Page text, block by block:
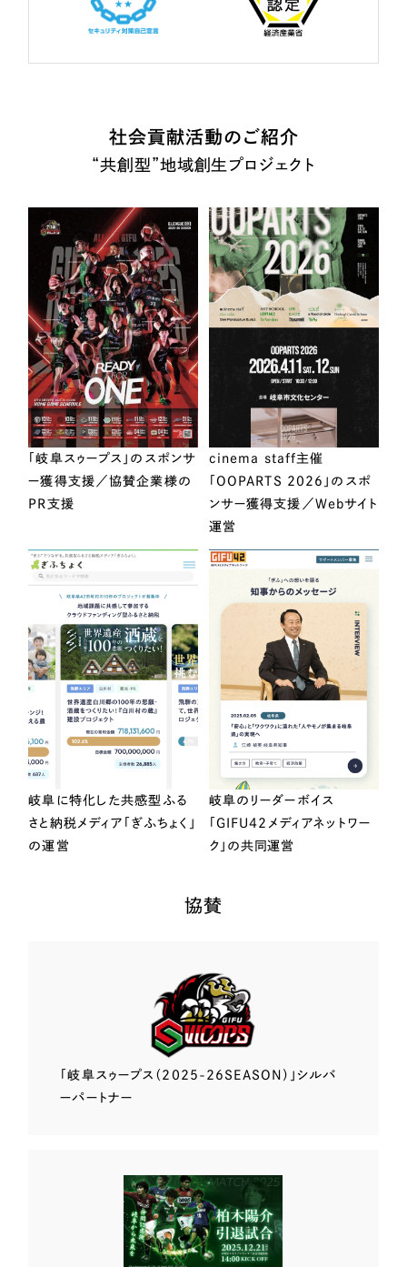
社会貢献活動のご紹介
“共創型”地域創生プロジェクト
「岐阜スゥープス」のスポンサ
ー獲得支援／協賛企業様の
PR支援
cinema staff主催
「OOPARTS 2026」のスポ
ンサー獲得支援／Webサイト
運営
岐阜に特化した共感型ふる
さと納税メディア「ぎふちょく」
の運営
岐阜のリーダーボイス
「GIFU42メディアネットワー
ク」の共同運営
協賛
「岐阜スゥープス （2025-26SEASON）」 シルバ
ーパートナー